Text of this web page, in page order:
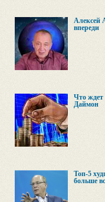
Алексей
впереди
Что ждет
Даймон
Топ-5
больше